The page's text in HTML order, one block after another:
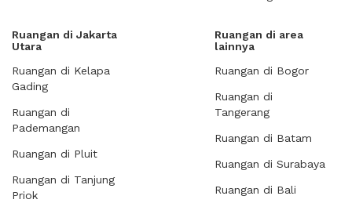
Ruangan di Jakarta
Utara
Ruangan di Kelapa
Gading
Ruangan di
Pademangan
Ruangan di Pluit
Ruangan di Tanjung
Priok
Ruangan di area
lainnya
Ruangan di Bogor
Ruangan di
Tangerang
Ruangan di Batam
Ruangan di Surabaya
Ruangan di Bali